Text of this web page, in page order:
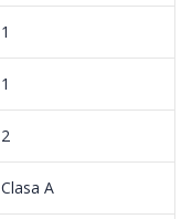
1
1
2
Clasa A